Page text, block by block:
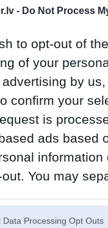
- Do Not Process
to opt-out of
of your
by
confirm your
is
ads based
You may
Data Processing Opt Outs